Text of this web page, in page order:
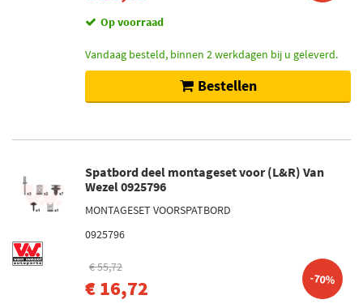
Op voorraad
Vandaag besteld, binnen 2 werkdagen bij u geleverd.
Bestellen
Spatbord deel montageset voor (L&R) Van
Wezel 0925796
MONTAGESET VOORSPATBORD
0925796
€ 55,72
€ 16,72 -70%